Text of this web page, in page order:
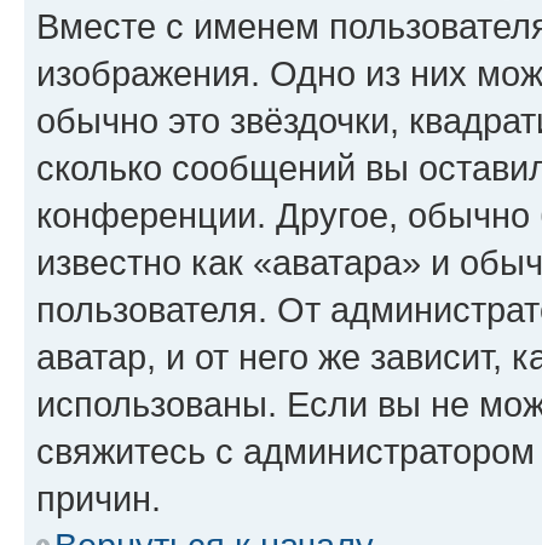
Вместе с именем
изображения. Одно из них
обычно это звёздочки,
сколько сообщений вы
конференции. Другое,
известно как «аватара» и
пользователя. От
аватар, и от него же зависит,
использованы. Если вы не
свяжитесь с
причин.